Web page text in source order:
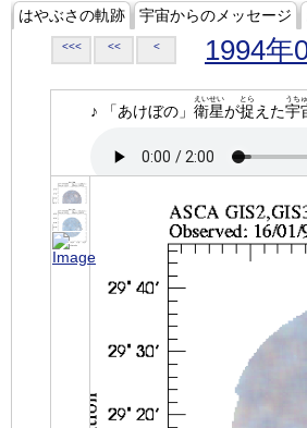
はやぶさの軌跡 宇宙からのメッセージ
<<< << < 1994年
♪ 「あけぼの」 衛星
えいせい
が捉
とら
えた宇
うち